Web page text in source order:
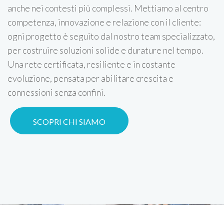
anche nei contesti più complessi. Mettiamo al centro
competenza, innovazione e relazione con il cliente:
ogni progetto è seguito dal nostro team specializzato,
per costruire soluzioni solide e durature nel tempo.
Una rete certificata, resiliente e in costante
evoluzione, pensata per abilitare crescita e
connessioni senza confini.
SCOPRI CHI SIAMO